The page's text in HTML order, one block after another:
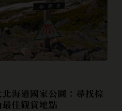
北海道國家公園：尋找棕
佳觀賞地點